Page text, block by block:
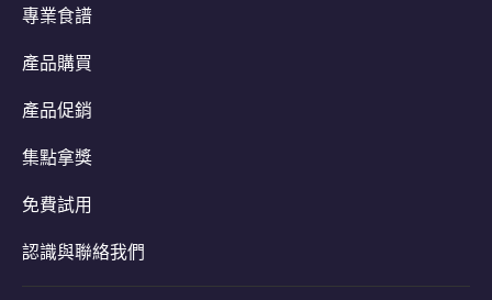
專業食譜
產品購買
產品促銷
集點拿獎
免費試用
認識與聯絡我們